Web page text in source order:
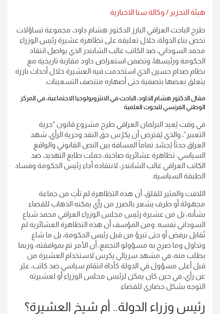
هيئة التحرير / وكالة سنا الاخبارية
طرح الباحث العراقي البارز الدكتور هشام داود، مجموعة تساؤلات
تخص بناء الدولة، خلال تعليقه على تظاهرة عشيرة رئيس الوزراء
محمد السوداني، ضد الكاتب غالب الشابندر الذي يواصل انتقاد
الحكومة ورئيسها، وتضمن استعراض داود مقارنة تاريخية مع
نظام صدام حسين الذي استخدمت فيه العشيرة خلال أحداث بارزة
يتعلق بعضها بتصفية حتى أصهاره منتصف التسعينات.
مقال الدكتور هشام الداود، الباحث في الانثروبولوجيا الاجتماعية، في المركز
الوطني الفرنسي للبحوث العلمية
في وقت يُعيد البرلمان العراقي طرح مشروع قانون “حرية
التعبير”، والذي يُفترض أن يكرّس حق النقد وحرية الرأي، شهد
العراق حدثاً يُجسّد تماماً المسافة بين النص القانوني والواقع
السياسي: تظاهرة عشائرية صاخبة، حملت طابع التهديد، ضد
الكاتب العراقي غالب الشابندر، لانتقاده أداء رئيس الحكومة وفساد
الطبقة السياسية.
اللافت والمثير للقلق، أن هذه التظاهرة لم تأتِ من جماعة
مجهولة أو طرف يشعر بالضرر من رأي يمكنه الذهاب للقضاء
بشأنه، بل من عشيرة رئيس مجلس الوزراء العراقي محمد شياع
السوداني نفسه. ومن المؤسف أن هذه التظاهرة العشائرية لم
تُقابل برفض أو حتى تبرؤ من قبل رئيس الحكومة، بل ما شاع
وتداول وما صرح به مسؤولو التجمع، أن الأمر تم بموافقته، وربما
بطلب منه، في مشهد سريالي يكرس لاستخدام العشيرة من
قبل أعلى مسؤول في الدولة كأداة انتقام سياسي ضد كاتب، عبّر
عن رأي، في حين كان يمكن لرئيس مجلس الوزراء أو لعشيرته
التوجه بشكل حضاري للقضاء.
رئيس وزراء الدولة.. أم شيخ العشيرة؟